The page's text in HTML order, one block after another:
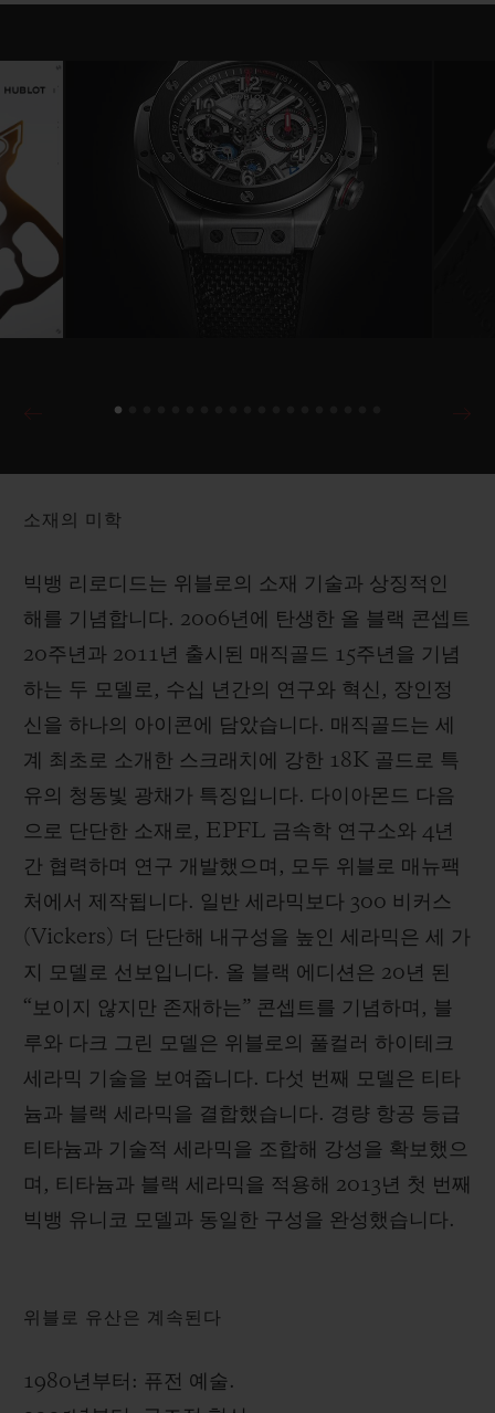
소재의 미학
빅뱅 리로디드는 위블로의 소재 기술과 상징적인
해를 기념합니다. 2006년에 탄생한 올 블랙 콘셉트
20주년과 2011년 출시된 매직골드 15주년을 기념
하는 두 모델로, 수십 년간의 연구와 혁신, 장인정
신을 하나의 아이콘에 담았습니다. 매직골드는 세
계 최초로 소개한 스크래치에 강한 18K 골드로 특
유의 청동빛 광채가 특징입니다. 다이아몬드 다음
으로 단단한 소재로, EPFL 금속학 연구소와 4년
간 협력하며 연구 개발했으며, 모두 위블로 매뉴팩
처에서 제작됩니다. 일반 세라믹보다 300 비커스
(Vickers) 더 단단해 내구성을 높인 세라믹은 세 가
지 모델로 선보입니다. 올 블랙 에디션은 20년 된
“보이지 않지만 존재하는” 콘셉트를 기념하며, 블
루와 다크 그린 모델은 위블로의 풀컬러 하이테크
세라믹 기술을 보여줍니다. 다섯 번째 모델은 티타
늄과 블랙 세라믹을 결합했습니다. 경량 항공 등급
티타늄과 기술적 세라믹을 조합해 강성을 확보했으
며, 티타늄과 블랙 세라믹을 적용해 2013년 첫 번째
빅뱅 유니코 모델과 동일한 구성을 완성했습니다.
위블로 유산은 계속된다
1980년부터: 퓨전 예술.